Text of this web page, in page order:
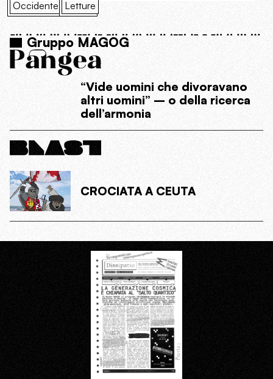
Occidente Letture
Gruppo MAGOG
“Vide uomini che divoravano
altri uomini” – o della ricerca
dell’armonia
CROCIATA A CEUTA